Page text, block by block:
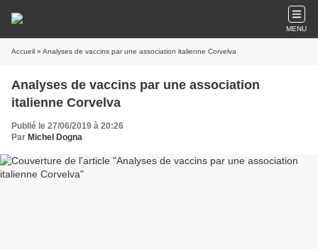
MENU
Accueil » Analyses de vaccins par une association italienne Corvelva
Analyses de vaccins par une association
italienne Corvelva
Publié le 27/06/2019 à 20:26
Par Michel Dogna